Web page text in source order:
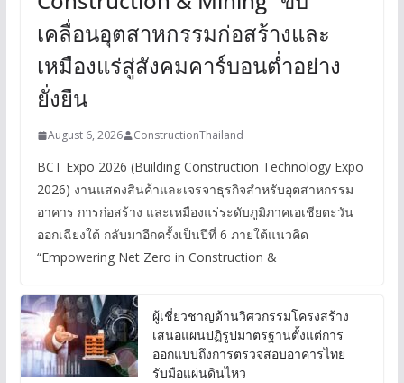
เคลื่อนอุตสาหกรรมก่อสร้างและ
เหมืองแร่สู่สังคมคาร์บอนต่ำอย่าง
ยั่งยืน
August 6, 2026 ConstructionThailand
BCT Expo 2026 (Building Construction Technology Expo
2026) งานแสดงสินค้าและเจรจาธุรกิจสำหรับอุตสาหกรรม
อาคาร การก่อสร้าง และเหมืองแร่ระดับภูมิภาคเอเชียตะวัน
ออกเฉียงใต้ กลับมาอีกครั้งเป็นปีที่ 6 ภายใต้แนวคิด
“Empowering Net Zero in Construction &
ผู้เชี่ยวชาญด้านวิศวกรรมโครงสร้าง
เสนอแผนปฏิรูปมาตรฐานตั้งแต่การ
ออกแบบถึงการตรวจสอบอาคารไทย
รับมือแผ่นดินไหว